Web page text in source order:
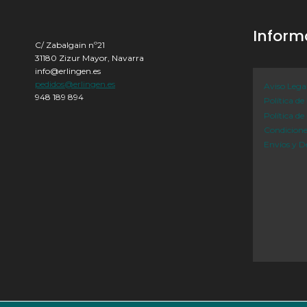
C/ Zabalgain nº21
31180 Zizur Mayor, Navarra
info@erlingen.es
pedidos@erlingen.es
948 189 894
Aviso Legal
Política de
Política de
Envíos y